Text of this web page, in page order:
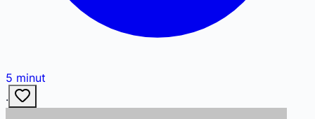
5 minut
·